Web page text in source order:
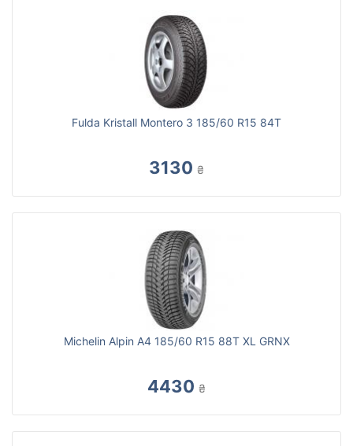
Fulda Kristall Montero 3 185/60 R15 84T
3130 ₴
Michelin Alpin A4 185/60 R15 88T XL GRNX
4430 ₴